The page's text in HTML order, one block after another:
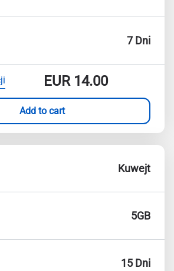
7 Dni
EUR14.00
Add to cart
Kuwejt
5GB
15 Dni